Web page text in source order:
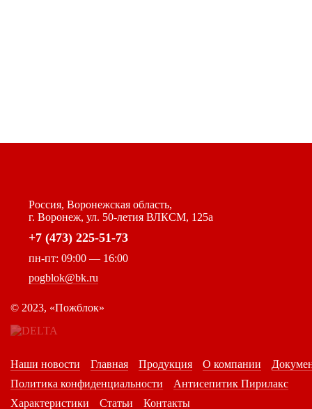
Россия, Воронежская область,
г. Воронеж, ул. 50-летия ВЛКСМ, 125а
+7 (473) 225-51-73
пн-пт: 09:00 — 16:00
pogblok@bk.ru
© 2023, «Пожблок»
Наши новости Главная Продукция О компании
Политика конфиденциальности
Антисепитик Пирилакс
Характеристики
Статьи Контакты